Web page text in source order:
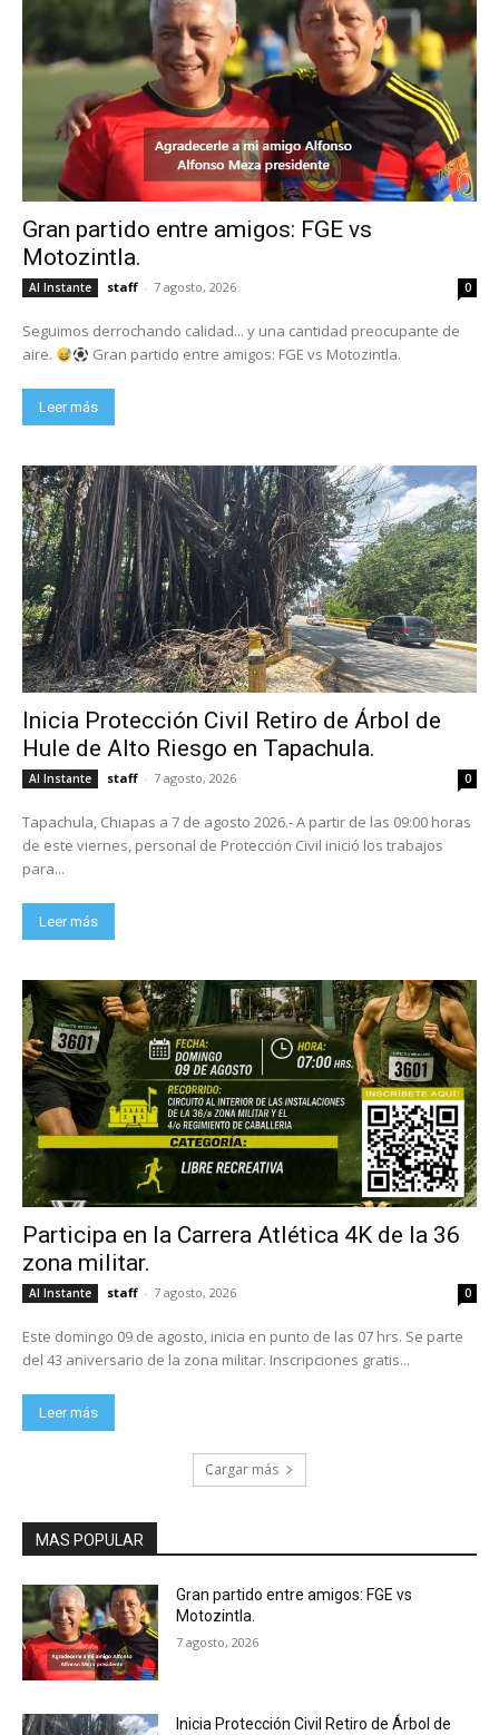
Gran partido entre amigos: FGE vs
Motozintla.
Al Instante staff - 7 agosto, 2026 0
Seguimos derrochando calidad... y una cantidad preocupante de
aire.
Gran partido entre amigos: FGE vs Motozintla.
Leer más
Inicia Protección Civil Retiro de Árbol de
Hule de Alto Riesgo en Tapachula.
Al Instante staff - 7 agosto, 2026 0
Tapachula, Chiapas a 7 de agosto 2026.- A partir de las 09:00 horas
de este viernes, personal de Protección Civil inició los trabajos
para...
Leer más
Participa en la Carrera Atlética 4K de la 36
zona militar.
Al Instante staff - 7 agosto, 2026 0
Este domingo 09 de agosto, inicia en punto de las 07 hrs. Se parte
del 43 aniversario de la zona militar. Inscripciones gratis...
Leer más
Cargar más
MAS POPULAR
Gran partido entre amigos: FGE vs
Motozintla.
7 agosto, 2026
Inicia Protección Civil Retiro de Árbol de